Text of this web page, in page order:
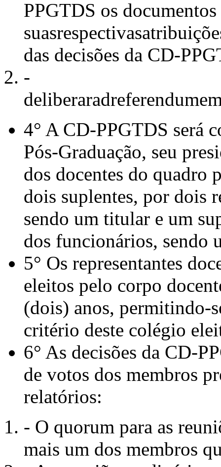
PPGTDS os
das decisões da CD-
-
4° A CD-PPGTDS será
Pós-Graduação, seu
dos docentes do quadro
dois suplentes, por dois
sendo um titular e um
dos funcionários, sendo
5° Os representantes
eleitos pelo corpo
(dois) anos, permitindo-
critério deste colégio
6° As decisões da CD-
de votos dos membros
relatórios:
- O quorum para as
mais um dos membros